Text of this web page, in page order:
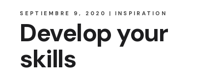
SEPTIEMBRE 9, 2020 INSPIRATION
Develop your
skills